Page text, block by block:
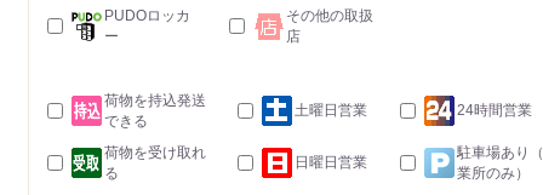
PUDOロッカ
ー
その他の取扱
店
荷物を持込発送
できる
土曜日営業 24時間営業
荷物を受け取れ
る
日曜日営業
駐車場あり
業所のみ）